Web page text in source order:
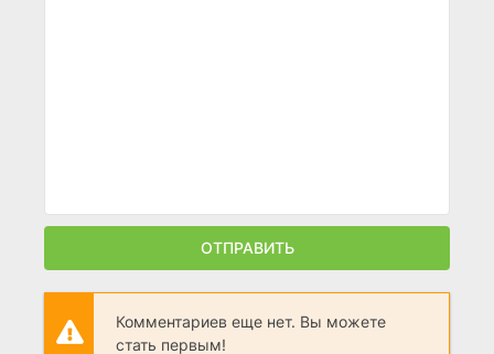
ОТПРАВИТЬ
Комментариев еще нет. Вы можете
стать первым!